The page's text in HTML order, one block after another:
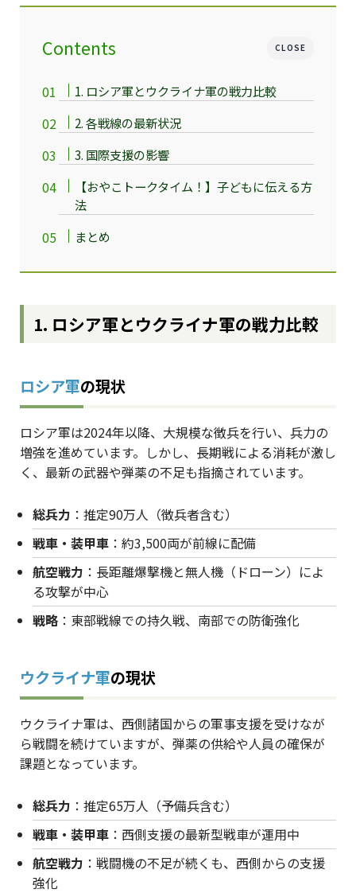
CLOSE
Contents
1. ロシア軍とウクライナ軍の戦力比較
2. 各戦線の最新状況
3. 国際支援の影響
【おやこトークタイム！】子どもに伝える方
法
まとめ
1. ロシア軍とウクライナ軍の戦力比較
ロシア軍の現状
ロシア軍は2024年以降、大規模な徴兵を行い、兵力の
増強を進めています。しかし、長期戦による消耗が激し
く、最新の武器や弾薬の不足も指摘されています。
総兵力 ：推定90万人（徴兵者含む）
戦車・装甲車 ：約3,500両が前線に配備
航空戦力 ：長距離爆撃機と無人機（ドローン）によ
る攻撃が中心
戦略 ：東部戦線での持久戦、南部での防衛強化
ウクライナ軍の現状
ウクライナ軍は、西側諸国からの軍事支援を受けなが
ら戦闘を続けていますが、弾薬の供給や人員の確保が
課題となっています。
総兵力 ：推定65万人（予備兵含む）
戦車・装甲車 ：西側支援の最新型戦車が運用中
航空戦力 ：戦闘機の不足が続くも、西側からの支援
強化